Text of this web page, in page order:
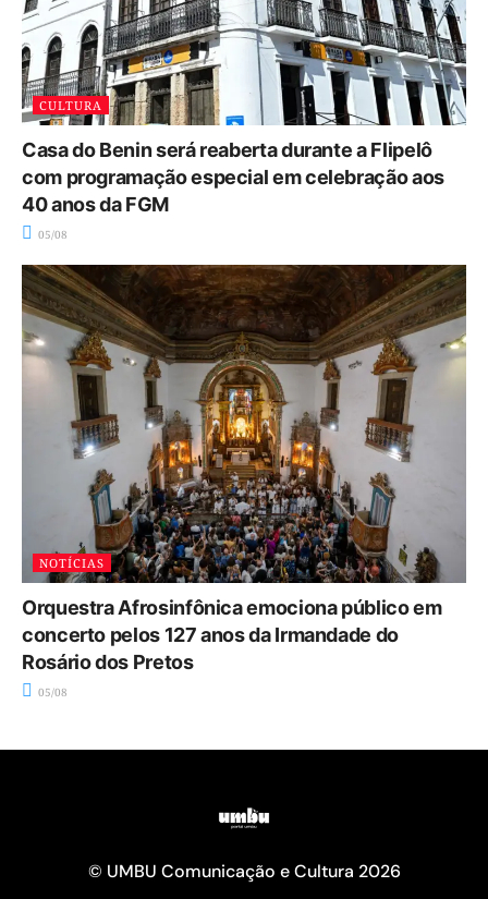
CULTURA
Casa do Benin será reaberta durante a Flipelô
com programação especial em celebração aos
40 anos da FGM
05/08
NOTÍCIAS
Orquestra Afrosinfônica emociona público em
concerto pelos 127 anos da Irmandade do
Rosário dos Pretos
05/08
© UMBU Comunicação e Cultura 2026